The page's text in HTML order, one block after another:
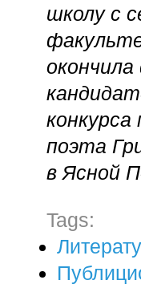
школу с
поэта
в Ясной
Tags: